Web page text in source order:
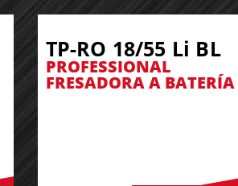
TP-RO 18/55 Li BL
PROFESSIONAL
FRESADORA A BATERÍA